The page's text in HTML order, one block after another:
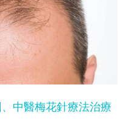
中醫梅花針療法治療